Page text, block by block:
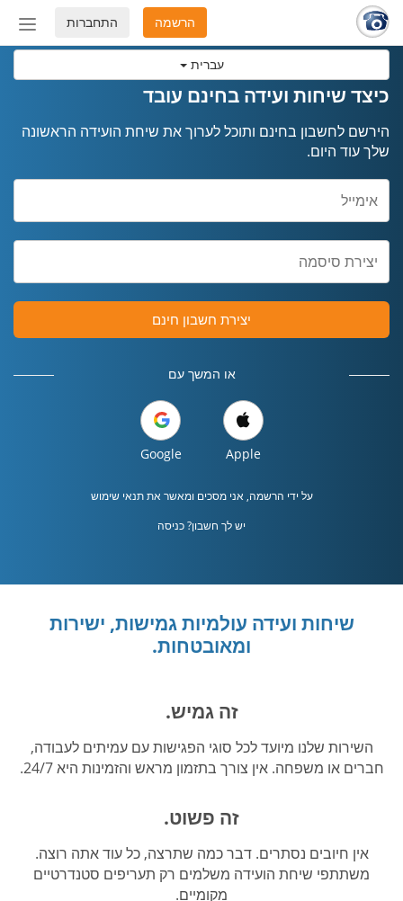
עברית
מצב
התחברות הרשמה
כיצד שיחות ועידה בחינם עובד
הירשם לחשבון בחינם ותוכל לערוך את שיחת הועידה הראשונה
שלך עוד היום.
יצירת חשבון חינם
או המשך עם
Apple
Google
על ידי הרשמה, אני מסכים ומאשר אתתנאי שימוש
יש לך חשבון? כניסה
שיחות ועידה עולמיות גמישות, ישירות
ומאובטחות.
זה גמיש.
השירות שלנו מיועד לכל סוגי הפגישות עם עמיתים לעבודה,
חברים או משפחה. אין צורך בתזמון מראש והזמינות היא 24/7.
זה פשוט.
אין חיובים נסתרים. דבר כמה שתרצה, כל עוד אתה רוצה.
משתתפי שיחת הועידה משלמים רק תעריפים סטנדרטיים
מקומיים.